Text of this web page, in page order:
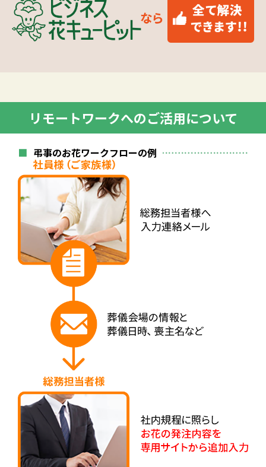
リモートワークへのご活用について
■ 弔事のお花ワークフローの例